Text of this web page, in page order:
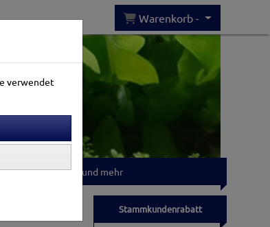
Warenkorb -
T-shirts und mehr
Stammkundenrabatt
verwendet